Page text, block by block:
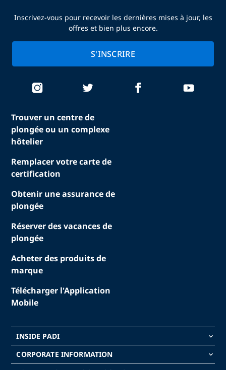
Trouver un centre de
plongée ou un complexe
hôtelier
Remplacer votre carte de
certification
Obtenir une assurance de
plongée
Réserver des vacances de
plongée
Acheter des produits de
marque
Télécharger l'Application
Mobile
INSIDE PADI keyboard_arrow_down
CORPORATE INFORMATION keyboard_arrow_down
Inscrivez-vous pour recevoir les dernières mises à jour, les
offres et bien plus encore.
S'INSCRIRE